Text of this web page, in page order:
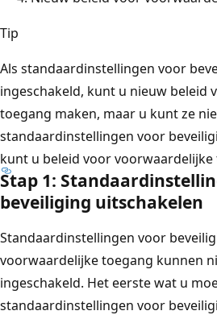
Tip
Als standaardinstellingen voor
ingeschakeld, kunt u nieuw beleid
toegang maken, maar u kunt ze
standaardinstellingen voor
kunt u beleid voor
Stap 1:
beveiliging uitschakelen
Standaardinstellingen voor
voorwaardelijke toegang kunnen
ingeschakeld. Het eerste wat u
standaardinstellingen voor